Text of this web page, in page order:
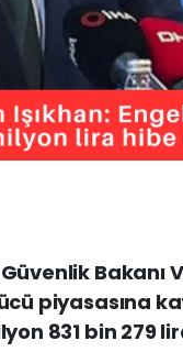
piyasasına
831 bin 279